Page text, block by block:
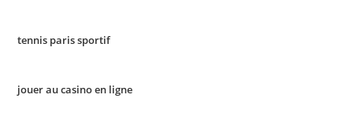
tennis paris sportif
jouer au casino en ligne